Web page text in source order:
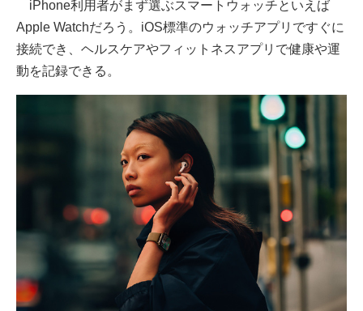
iPhone利用者がまず選ぶスマートウォッチといえば
Apple Watchだろう。iOS標準のウォッチアプリですぐに
接続でき、ヘルスケアやフィットネスアプリで健康や運
動を記録できる。